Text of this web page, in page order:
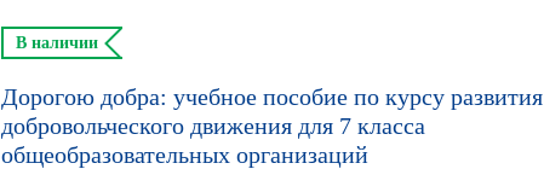
В наличии
Дорогою добра: учебное пособие по курсу развития
добровольческого движения для 7 класса
общеобразовательных организаций